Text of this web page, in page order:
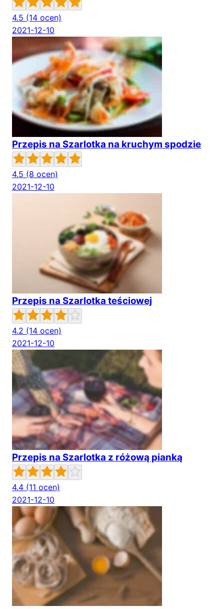
4.5 (14 ocen)
2021-12-10
Przepis na Szarlotka na kruchym spodzie
4.5 (8 ocen)
2021-12-10
Przepis na Szarlotka teściowej
4.2 (14 ocen)
2021-12-10
Przepis na Szarlotka z różową pianką
4.4 (11 ocen)
2021-12-10